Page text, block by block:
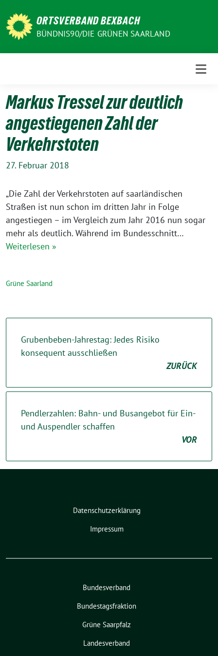
zum
Inhalt
ORTSVERBAND BEXBACH
BÜNDNIS90/DIE GRÜNEN SAARLAND
Markus Tressel zur deutlich
angestiegenen Zahl der
Verkehrstoten
27. Februar 2018
„Die Zahl der Verkehrstoten auf saarländischen
Straßen ist nun schon im dritten Jahr in Folge
angestiegen – im Vergleich zum Jahr 2016 nun sogar
mehr als deutlich. Während im Bundesschnitt…
Weiterlesen »
Grüne Saarland
Grubenbeben-Jahrestag: Jedes Risiko
konsequent ausschließen
ZURÜCK
Pendlerzahlen: Bahn- und Busangebot für Ein-
und Auspendler schaffen
VOR
Datenschutzerklärung
Impressum
Bundesverband
Bundestagsfraktion
Grüne Saarpfalz
Landesverband